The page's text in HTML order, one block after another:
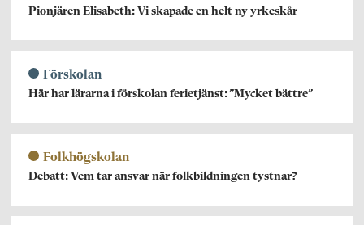
Pionjären Elisabeth: Vi skapade en helt ny yrkeskår
Förskolan
Här har lärarna i förskolan ferietjänst: ”Mycket bättre”
Folkhögskolan
Debatt: Vem tar ansvar när folkbildningen tystnar?